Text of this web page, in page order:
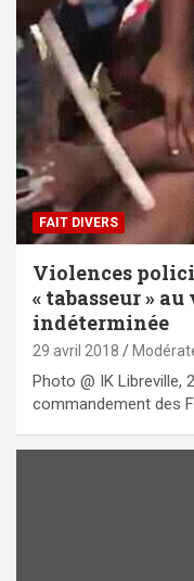
FAIT DIVERS
Violences
« tabasseur »
indéterminée
29 avril 2018
Photo @ IK Libreville,
commandement des